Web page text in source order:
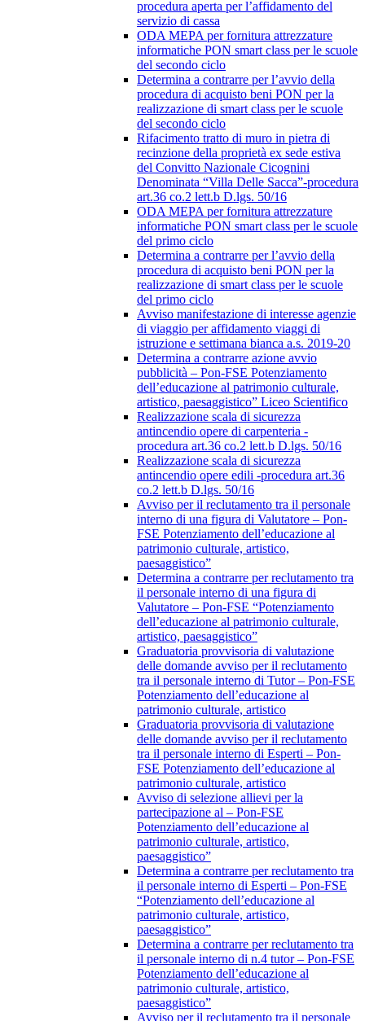
procedura aperta per l’affidamento del
servizio di cassa
ODA MEPA per fornitura attrezzature
informatiche PON smart class per le scuole
del secondo ciclo
Determina a contrarre per l’avvio della
procedura di acquisto beni PON per la
realizzazione di smart class per le scuole
del secondo ciclo
Rifacimento tratto di muro in pietra di
recinzione della proprietà ex sede estiva
del Convitto Nazionale Cicognini
Denominata “Villa Delle Sacca”-procedura
art.36 co.2 lett.b D.lgs. 50/16
ODA MEPA per fornitura attrezzature
informatiche PON smart class per le scuole
del primo ciclo
Determina a contrarre per l’avvio della
procedura di acquisto beni PON per la
realizzazione di smart class per le scuole
del primo ciclo
Avviso manifestazione di interesse agenzie
di viaggio per affidamento viaggi di
istruzione e settimana bianca a.s. 2019-20
Determina a contrarre azione avvio
pubblicità – Pon-FSE Potenziamento
dell’educazione al patrimonio culturale,
artistico, paesaggistico” Liceo Scientifico
Realizzazione scala di sicurezza
antincendio opere di carpenteria -
procedura art.36 co.2 lett.b D.lgs. 50/16
Realizzazione scala di sicurezza
antincendio opere edili -procedura art.36
co.2 lett.b D.lgs. 50/16
Avviso per il reclutamento tra il personale
interno di una figura di Valutatore – Pon-
FSE Potenziamento dell’educazione al
patrimonio culturale, artistico,
paesaggistico”
Determina a contrarre per reclutamento tra
il personale interno di una figura di
Valutatore – Pon-FSE “Potenziamento
dell’educazione al patrimonio culturale,
artistico, paesaggistico”
Graduatoria provvisoria di valutazione
delle domande avviso per il reclutamento
tra il personale interno di Tutor – Pon-FSE
Potenziamento dell’educazione al
patrimonio culturale, artistico
Graduatoria provvisoria di valutazione
delle domande avviso per il reclutamento
tra il personale interno di Esperti – Pon-
FSE Potenziamento dell’educazione al
patrimonio culturale, artistico
Avviso di selezione allievi per la
partecipazione al – Pon-FSE
Potenziamento dell’educazione al
patrimonio culturale, artistico,
paesaggistico”
Determina a contrarre per reclutamento tra
il personale interno di Esperti – Pon-FSE
“Potenziamento dell’educazione al
patrimonio culturale, artistico,
paesaggistico”
Determina a contrarre per reclutamento tra
il personale interno di n.4 tutor – Pon-FSE
Potenziamento dell’educazione al
patrimonio culturale, artistico,
paesaggistico”
Avviso per il reclutamento tra il personale